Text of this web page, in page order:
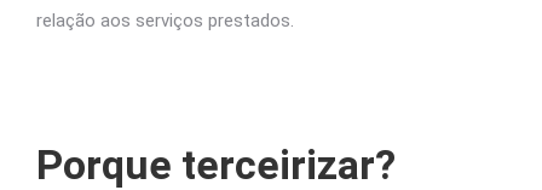
relação aos serviços prestados.
Porque terceirizar?